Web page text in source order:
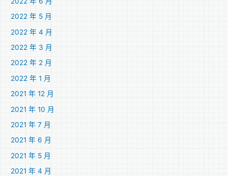
2022 年 5 月
2022 年 4 月
2022 年 3 月
2022 年 2 月
2022 年 1 月
2021 年 12 月
2021 年 10 月
2021 年 7 月
2021 年 6 月
2021 年 5 月
2021 年 4 月